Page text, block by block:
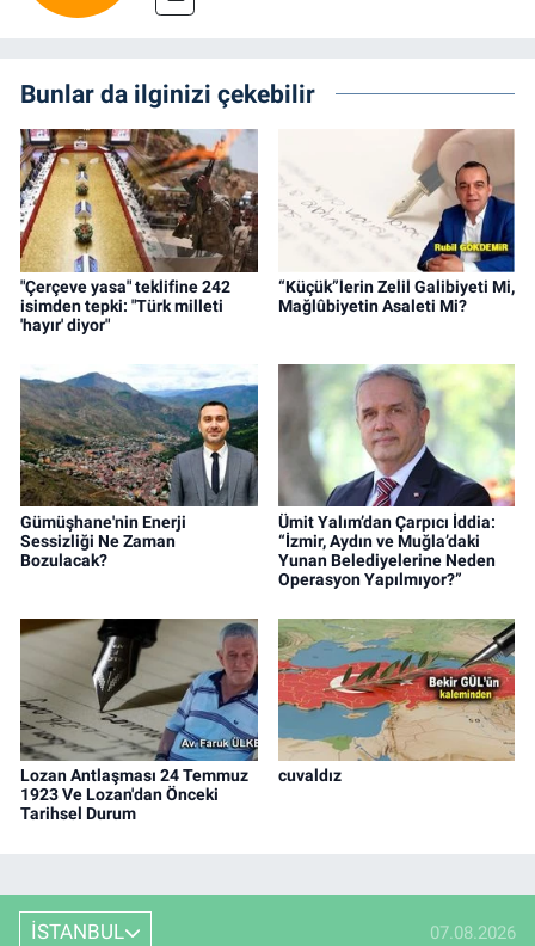
Bunlar da ilginizi çekebilir
"Çerçeve yasa" teklifine 242
isimden tepki: "Türk milleti
'hayır' diyor"
“Küçük”lerin Zelil Galibiyeti Mi,
Mağlûbiyetin Asaleti Mi?
Gümüşhane'nin Enerji
Sessizliği Ne Zaman
Bozulacak?
Ümit Yalım’dan Çarpıcı İddia:
“İzmir, Aydın ve Muğla’daki
Yunan Belediyelerine Neden
Operasyon Yapılmıyor?”
Lozan Antlaşması 24 Temmuz
1923 Ve Lozan'dan Önceki
Tarihsel Durum
cuvaldız
İSTANBUL 07.08.2026